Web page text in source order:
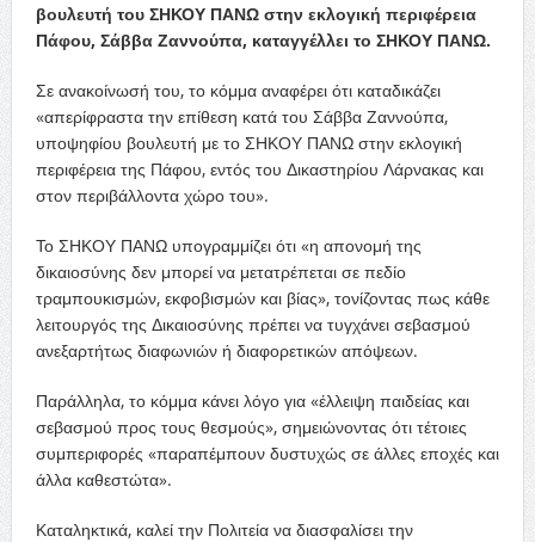
βουλευτή του ΣΗΚΟΥ ΠΑΝΩ στην εκλογική περιφέρεια
Πάφου, Σάββα Ζαννούπα, καταγγέλλει το ΣΗΚΟΥ ΠΑΝΩ.
Σε ανακοίνωσή του, το κόμμα αναφέρει ότι καταδικάζει
«απερίφραστα την επίθεση κατά του Σάββα Ζαννούπα,
υποψηφίου βουλευτή με το ΣΗΚΟΥ ΠΑΝΩ στην εκλογική
περιφέρεια της Πάφου, εντός του Δικαστηρίου Λάρνακας και
στον περιβάλλοντα χώρο του».
Το ΣΗΚΟΥ ΠΑΝΩ υπογραμμίζει ότι «η απονομή της
δικαιοσύνης δεν μπορεί να μετατρέπεται σε πεδίο
τραμπουκισμών, εκφοβισμών και βίας», τονίζοντας πως κάθε
λειτουργός της Δικαιοσύνης πρέπει να τυγχάνει σεβασμού
ανεξαρτήτως διαφωνιών ή διαφορετικών απόψεων.
Παράλληλα, το κόμμα κάνει λόγο για «έλλειψη παιδείας και
σεβασμού προς τους θεσμούς», σημειώνοντας ότι τέτοιες
συμπεριφορές «παραπέμπουν δυστυχώς σε άλλες εποχές και
άλλα καθεστώτα».
Καταληκτικά, καλεί την Πολιτεία να διασφαλίσει την